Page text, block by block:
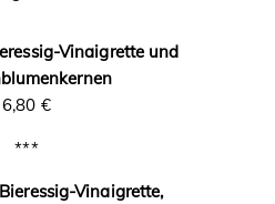
Vinaigrette und
6,80 €
***
Vinaigrette,